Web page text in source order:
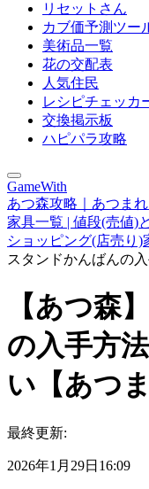
リセットさん
カブ価予測ツー
美術品一覧
花の交配表
人気住民
レシピチェッカ
交換掲示板
ハピパラ攻略
GameWith
あつ森攻略｜あつま
家具一覧 | 値段(売値)
ショッピング(店売り
スタンドかんばんの
【あつ森
の入手方
い【あつ
最終更新:
2026年1月29日16:09